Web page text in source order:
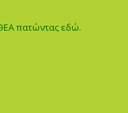
πατώντας εδώ.